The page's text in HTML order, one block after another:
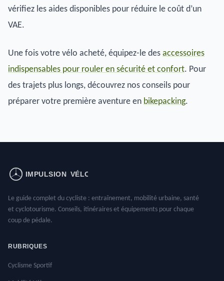
vérifiez les aides disponibles pour réduire le coût d’un
VAE.
Une fois votre vélo acheté, équipez-le des accessoires
indispensables pour rouler en sécurité et confort. Pour
des trajets plus longs, découvrez nos conseils pour
préparer votre première aventure en bikepacking.
Le guide complet du cycliste : entraînement, mobilité urbaine, santé
et cyclotourisme. Conseils, itinéraires et équipements pour chaque
coup de pédale.
RUBRIQUES
Cyclisme Sportif